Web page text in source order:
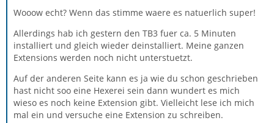
Wooow echt? Wenn das stimme waere es natuerlich super!
Allerdings hab ich gestern den TB3 fuer ca. 5 Minuten
installiert und gleich wieder deinstalliert. Meine ganzen
Extensions werden noch nicht unterstuetzt.
Auf der anderen Seite kann es ja wie du schon geschrieben
hast nicht soo eine Hexerei sein dann wundert es mich
wieso es noch keine Extension gibt. Vielleicht lese ich mich
mal ein und versuche eine Extension zu schreiben.